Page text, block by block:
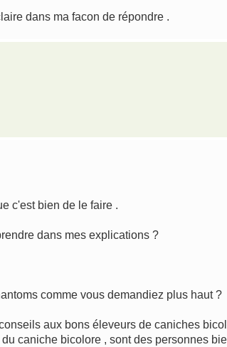
dans ma facon de répondre .
c'est bien de le faire .
dans mes explications ?
comme vous demandiez plus haut ?
aux bons éleveurs de caniches
caniche bicolore , sont des personnes